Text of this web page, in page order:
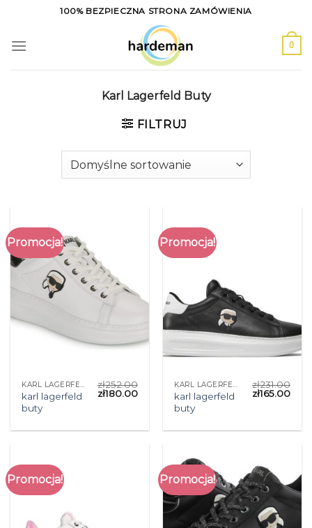
content
100% BEZPIECZNA STRONA ZAMÓWIENIA
0
Karl Lagerfeld Buty
FILTRUJ
Promocja!
karl lagerfeld
buty
zł252.00
zł180.00
Promocja!
karl lagerfeld
buty
zł231.00
zł165.00
Promocja! Promocja!